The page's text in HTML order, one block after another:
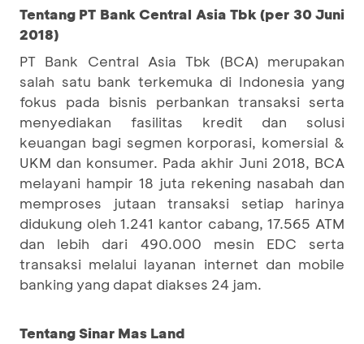
Tentang PT Bank Central Asia Tbk (per 30 Juni
2018)
PT Bank Central Asia Tbk (BCA) merupakan
salah satu bank terkemuka di Indonesia yang
fokus pada bisnis perbankan transaksi serta
menyediakan fasilitas kredit dan solusi
keuangan bagi segmen korporasi, komersial &
UKM dan konsumer. Pada akhir Juni 2018, BCA
melayani hampir 18 juta rekening nasabah dan
memproses jutaan transaksi setiap harinya
didukung oleh 1.241 kantor cabang, 17.565 ATM
dan lebih dari 490.000 mesin EDC serta
transaksi melalui layanan internet dan mobile
banking yang dapat diakses 24 jam.
Tentang Sinar Mas Land